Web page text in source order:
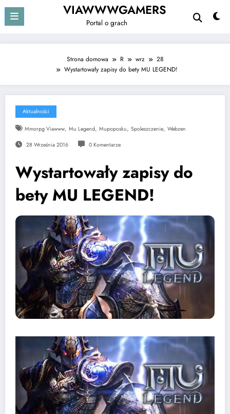
treści
VIAWWWGAMERS
Portal o grach
Strona domowa R wrz
28
Wystartowały zapisy do bety MU LEGEND!
Aktualności
Mmorpg Viawww, Mu Legend, Mupoposku, Spoleszczenie, Webzen
28 Września 2016 0 Komentarze
Wystartowały zapisy do
bety MU LEGEND!